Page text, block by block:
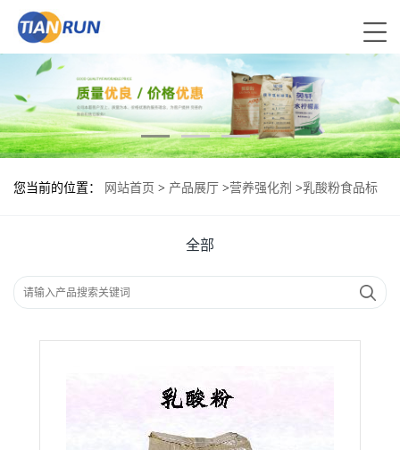
您当前的位置： 网站首页 > 产品展厅 >营养强化剂 >乳酸粉食品标
全部